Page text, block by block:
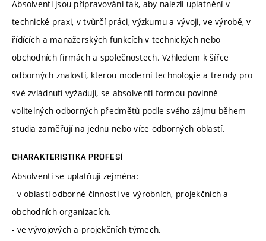
Absolventi jsou připravováni tak, aby nalezli uplatnění v
technické praxi, v tvůrčí práci, výzkumu a vývoji, ve výrobě, v
řídících a manažerských funkcích v technických nebo
obchodních firmách a společnostech. Vzhledem k šířce
odborných znalostí, kterou moderní technologie a trendy pro
své zvládnutí vyžadují, se absolventi formou povinně
volitelných odborných předmětů podle svého zájmu během
studia zaměřují na jednu nebo více odborných oblastí.
CHARAKTERISTIKA PROFESÍ
Absolventi se uplatňují zejména:
- v oblasti odborné činnosti ve výrobních, projekčních a
obchodních organizacích,
- ve vývojových a projekčních týmech,